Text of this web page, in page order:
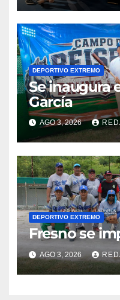
DEPORTIVO EXTREMO
Se inaugura
García
AGO 3, 2026
DEPORTIVO EXTREMO
Fresno se
AGO 3, 2026